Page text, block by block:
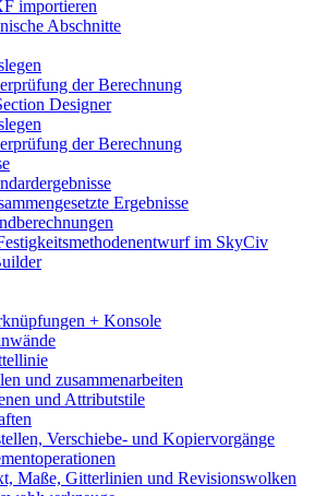
importieren
Abschnitte
der Berechnung
Designer
der Berechnung
Ergebnisse
im SkyCiv
+ Konsole
und zusammenarbeiten
und Attributstile
Verschiebe- und Kopiervorgänge
Maße, Gitterlinien und Revisionswolken